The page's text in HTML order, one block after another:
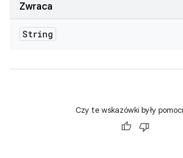
Zwraca
String
Czy te wskazówki były